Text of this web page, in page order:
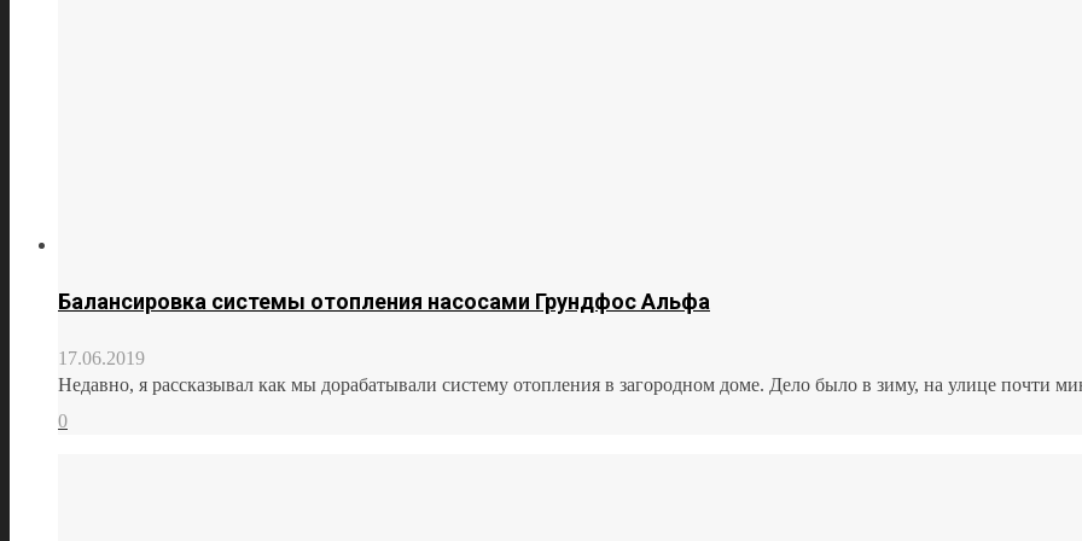
Балансировка системы отопления насосами Грундфос Альфа
17.06.2019
Недавно, я рассказывал как мы дорабатывали систему отопления в загородном доме. Дело было в зиму, на улице почти
0